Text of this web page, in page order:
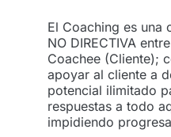
El Coaching es una
NO DIRECTIVA
Coachee (Cliente);
apoyar al cliente a
potencial ilimitado
respuestas a todo
impidiendo